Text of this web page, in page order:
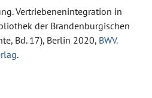
Vertriebenenintegration in
der Brandenburgischen
Bd. 17), Berlin 2020, BWV.
.